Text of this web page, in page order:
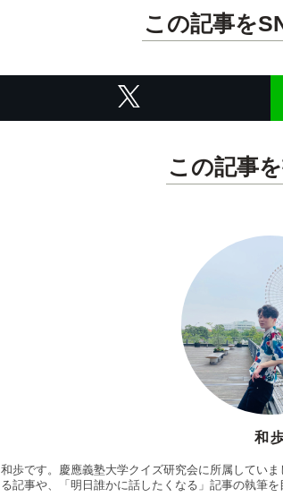
この記事を
この記事
和
和歩です。慶應義塾大学クイズ研究会に所属してい
る記事や、「明日誰かに話したくなる」記事の執筆を